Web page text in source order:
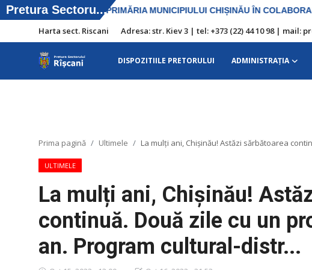
Harta sect. Riscani Adresa: str. Kiev 3 | tel: +373 (22) 44 10 98 | mail:
DISPOZITIILE PRETORULUI ADMINISTRAŢIA
98 | mail: pretura.riscani@gmail.com
SERVICII SECTOR
ADMINISTRAŢIA
Transparența
Proiecte
Prima pagină Ultimele La mulți ani, Chişinău! Astăzi sărbătoarea
ULTIMELE
La mulți ani, Chişinău!
continuă. Două zile cu un
an. Program cultural-distr...